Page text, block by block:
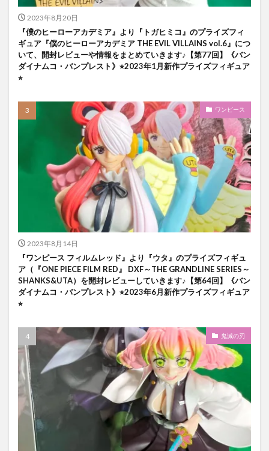
2023年8月20日
『僕のヒーローアカデミア』より『トガヒミコ』のプライズフィ
ギュア『僕のヒーローアカデミア THE EVIL VILLAINS vol.6』につ
いて、開封レビューや情報をまとめていきます♪【第77回】《バン
ダイナムコ・バンプレスト》⭐︎2023年1月新作プライズフィギュア
⭐︎
ワンピース
2023年8月14日
『ワンピース フィルムレッド』より『ウタ』のプライズフィギュ
ア（『ONE PIECE FILM RED』 DXF～THE GRANDLINE SERIES～
SHANKS&UTA）を開封レビューしていきます♪【第64回】《バン
ダイナムコ・バンプレスト》⭐︎2023年6月新作プライズフィギュア
⭐︎
鬼滅の刃